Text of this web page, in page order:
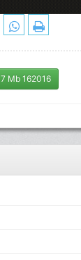
Mb 162016